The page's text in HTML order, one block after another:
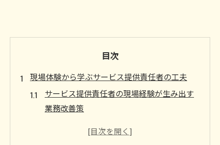
目次
現場体験から学ぶサービス提供責任者の工夫
サービス提供責任者の現場経験が生み出す
業務改善策
現場で活かせるサービス提供責任者の工夫